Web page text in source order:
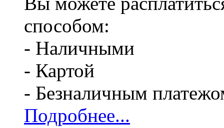
способом:
- Наличными
- Картой
- Безналичным
Подробнее...